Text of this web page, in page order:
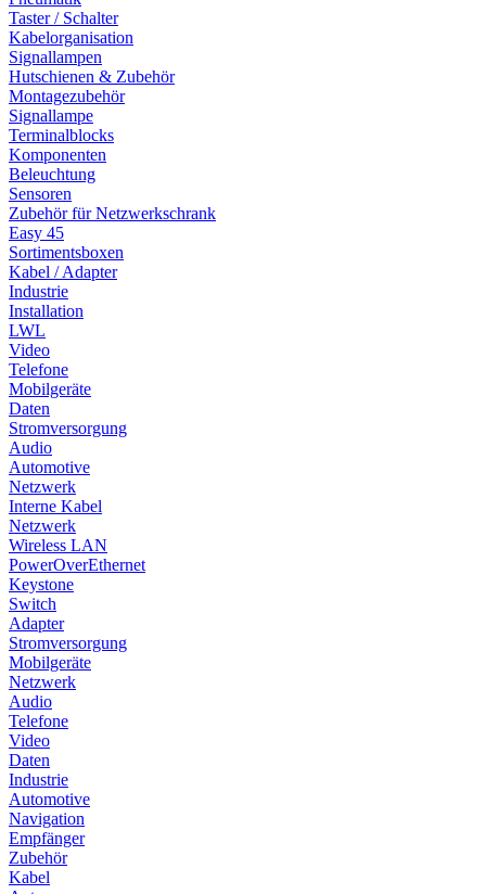
Taster / Schalter
Kabelorganisation
Signallampen
Hutschienen & Zubehör
Montagezubehör
Signallampe
Terminalblocks
Komponenten
Beleuchtung
Sensoren
Zubehör für Netzwerkschrank
Easy 45
Sortimentsboxen
Kabel / Adapter
Industrie
Installation
LWL
Video
Telefone
Mobilgeräte
Daten
Stromversorgung
Audio
Automotive
Netzwerk
Interne Kabel
Netzwerk
Wireless LAN
PowerOverEthernet
Keystone
Switch
Adapter
Stromversorgung
Mobilgeräte
Netzwerk
Audio
Telefone
Video
Daten
Industrie
Automotive
Navigation
Empfänger
Zubehör
Kabel